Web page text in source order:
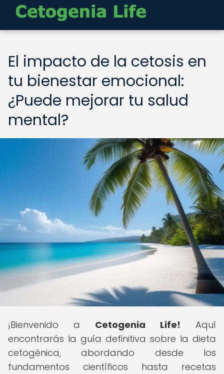
El impacto de la cetosis en
tu bienestar emocional:
¿Puede mejorar tu salud
mental?
¡Bienvenido a Cetogenia Life! Aquí
encontrarás la guía definitiva sobre la dieta
cetogénica, abordando desde los
fundamentos científicos hasta recetas